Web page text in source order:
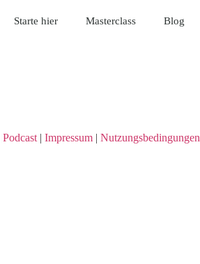
Starte hier Masterclass Blog
Podcast| Impressum| Nutzungsbedingungen